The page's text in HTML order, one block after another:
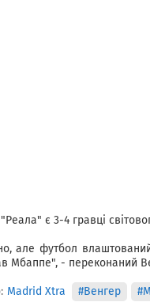
є 3-4 гравці
але футбол
Мбаппе", - переконаний
Madrid Xtra #Венгер